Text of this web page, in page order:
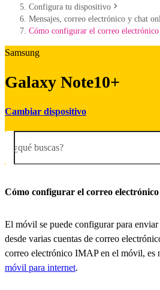
Configura tu dispositivo
Mensajes, correo electrónico y chat
Cómo configurar el correo
Samsung
Galaxy Note10+
Cambiar dispositivo
¿qué buscas?
Cómo configurar el correo
El móvil se puede configurar para
desde varias cuentas de correo
correo electrónico IMAP en el móvil, es
móvil para internet.